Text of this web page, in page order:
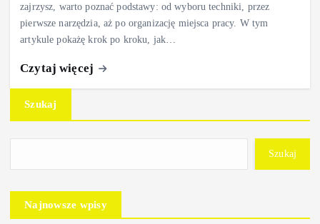
zajrzysz, warto poznać podstawy: od wyboru techniki, przez
pierwsze narzędzia, aż po organizację miejsca pracy. W tym
artykule pokażę krok po kroku, jak…
Czytaj więcej
Szukaj
Szukaj
Najnowsze wpisy